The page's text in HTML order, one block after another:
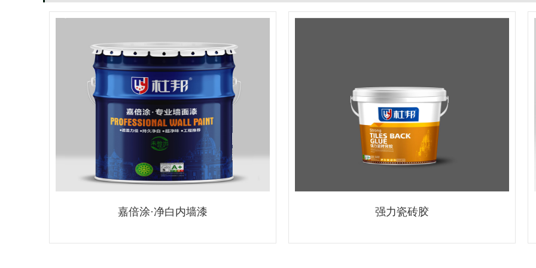
嘉倍涂·净白内墙漆 强力瓷砖胶